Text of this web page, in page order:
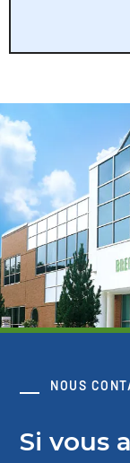
NOUS
Si vous